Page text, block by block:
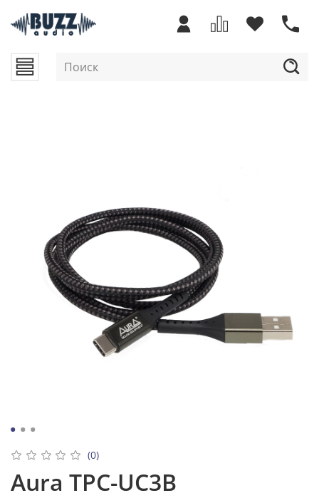
(0)
Aura TPC-UC3B